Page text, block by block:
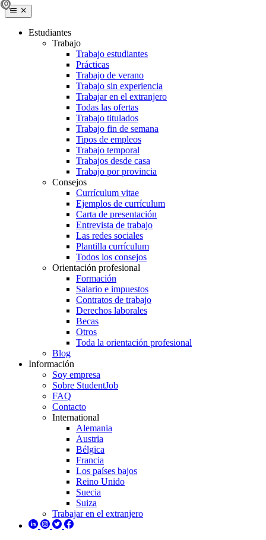
Estudiantes
Trabajo
Trabajo estudiantes
Prácticas
Trabajo de verano
Trabajo sin experiencia
Trabajar en el extranjero
Todas las ofertas
Trabajo titulados
Trabajo fin de semana
Tipos de empleos
Trabajo temporal
Trabajos desde casa
Trabajo por provincia
Consejos
Currículum vitae
Ejemplos de currículum
Carta de presentación
Entrevista de trabajo
Las redes sociales
Plantilla currículum
Todos los consejos
Orientación profesional
Formación
Salario e impuestos
Contratos de trabajo
Derechos laborales
Becas
Otros
Toda la orientación profesional
Blog
Información
Soy empresa
Sobre StudentJob
FAQ
Contacto
International
Alemania
Austria
Bélgica
Francia
Los países bajos
Reino Unido
Suecia
Suiza
Trabajar en el extranjero